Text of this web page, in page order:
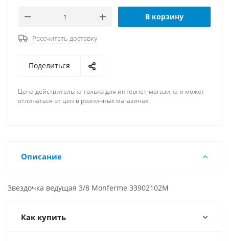
В корзину
Рассчитать доставку
Поделиться
Цена действительна только для интернет-магазина и может
отличаться от цен в розничных магазинах
Описание
Звездочка ведущая 3/8 Monferme 33902102M
Как купить